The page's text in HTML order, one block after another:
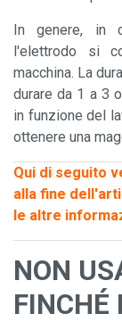
In genere, in
l'elettrodo si
macchina. La
durare da 1 a 3
in funzione del
ottenere una
Qui di seguito
alla fine
le altre
NON
FINCHÉ